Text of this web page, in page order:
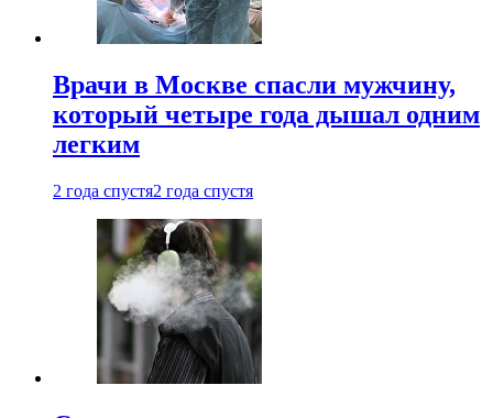
Врачи в Москве спасли мужчину,
который четыре года дышал одним
легким
2 года спустя2 года спустя